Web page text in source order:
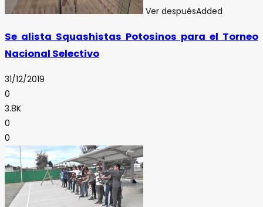
Ver despuésAdded
Se alista Squashistas Potosinos para el Torneo
Nacional Selectivo
31/12/2019
0
3.8K
0
0